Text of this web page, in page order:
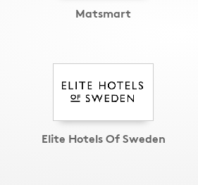
Matsmart
Elite Hotels Of Sweden